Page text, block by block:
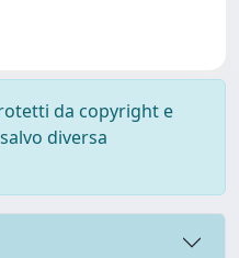
da copyright e
diversa